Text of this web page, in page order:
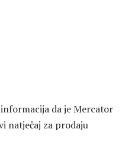
da je Mercator
natječaj za prodaju